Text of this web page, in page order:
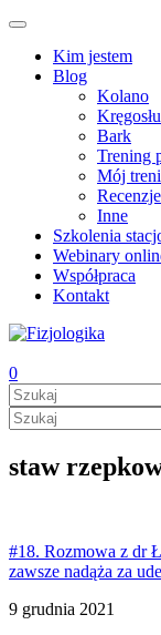
Kim jestem
Blog
Kolano
Bark
Trening
Mój
Recenzje
Inne
Szkolenia
Webinary
Współpraca
Kontakt
0
staw
#18. Rozmowa z dr
zawsze nadąża za
9 grudnia 2021